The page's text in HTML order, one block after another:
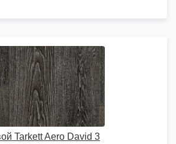
Tarkett Aero David 3